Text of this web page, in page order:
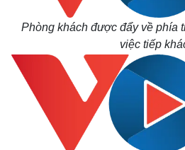
Phòng khách được đẩy về phía
việc tiếp